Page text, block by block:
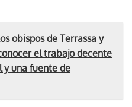
obispos de Terrassa y
el trabajo decente
y una fuente de